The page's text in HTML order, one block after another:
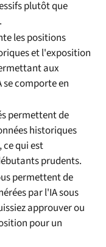
plutôt que
les positions
et l'exposition
aux
comporte en
permettent de
historiques
ce qui est
prudents.
permettent de
par l'IA sous
approuver ou
pour un